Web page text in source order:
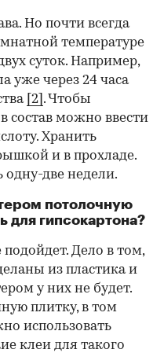
Но почти всегда
температуре
суток. Например,
уже через 24 часа
[2] . Чтобы
состав можно ввести
Хранить
и в прохладе.
одну-две недели.
потолочную
для гипсокартона?
подойдет. Дело в том,
из пластика и
у них не будет.
плитку, в том
использовать
клеи для такого